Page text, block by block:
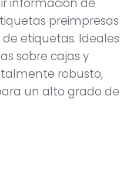
información de
preimpresas
etiquetas. Ideales
sobre cajas y
robusto,
un alto grado de